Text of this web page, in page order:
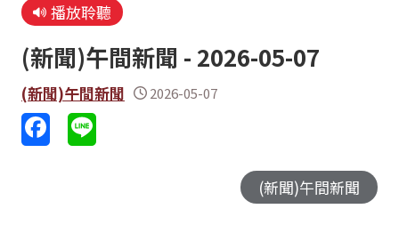
播放聆聽
(新聞)午間新聞 - 2026-05-07
(新聞)午間新聞 2026-05-07
(新聞)午間新聞